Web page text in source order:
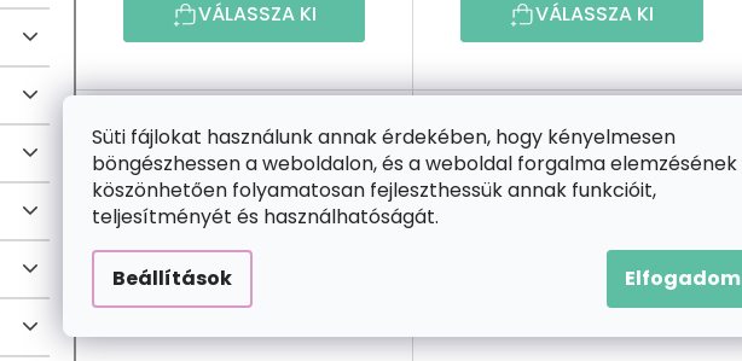
Süti fájlokat használunk annak érdekében, hogy kényelmesen
böngészhessen a weboldalon, és a weboldal forgalma elemzésének
köszönhetően folyamatosan fejleszthessük annak funkcióit,
teljesítményét és használhatóságát.
Beállítások Elfogadom
J
A
VÁLASSZA KI VÁLASSZA KI